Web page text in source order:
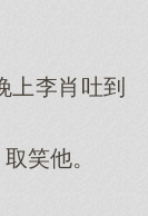
李肖吐到
笑他‌。